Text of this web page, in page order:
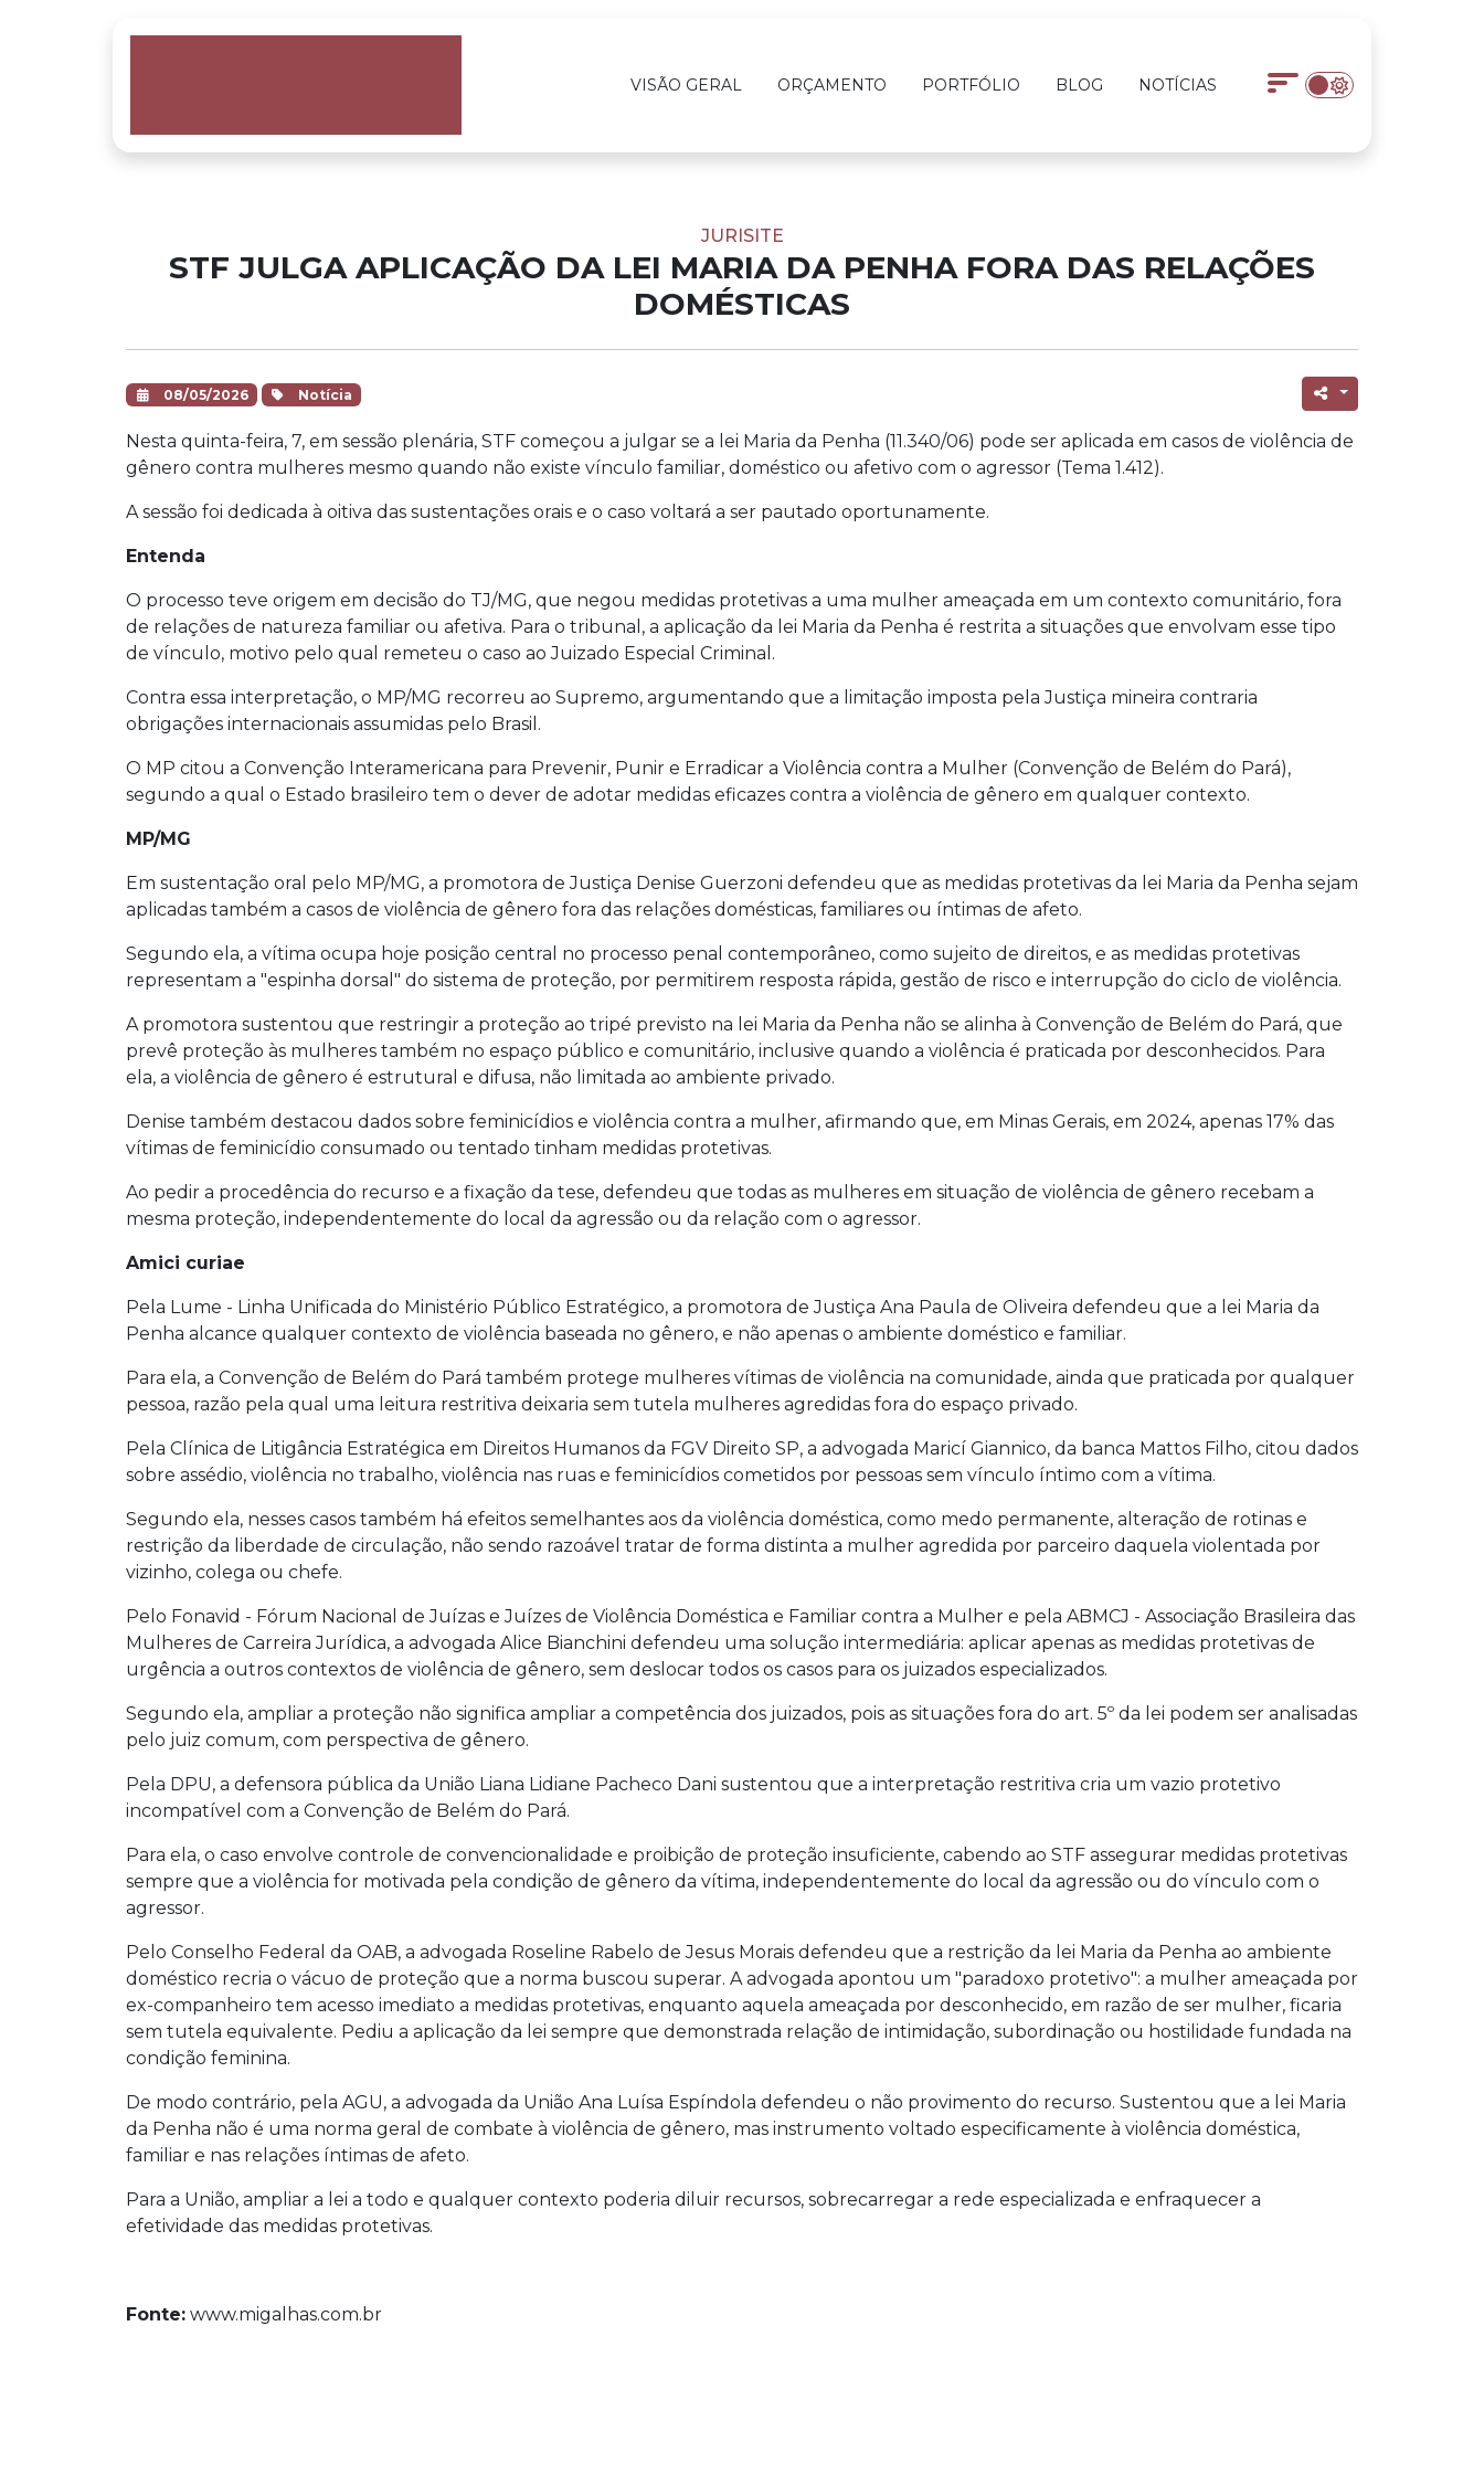
VISÃO GERAL ORÇAMENTO PORTFÓLIO BLOG NOTÍCIAS
JURISITE
STF JULGA APLICAÇÃO DA LEI MARIA DA PENHA FORA DAS RELAÇÕES
DOMÉSTICAS
08/05/2026 Notícia
Nesta quinta-feira, 7, em sessão plenária, STF começou a julgar se a lei Maria da Penha (11.340/06) pode ser aplicada em casos de violência de
gênero contra mulheres mesmo quando não existe vínculo familiar, doméstico ou afetivo com o agressor (Tema 1.412).
A sessão foi dedicada à oitiva das sustentações orais e o caso voltará a ser pautado oportunamente.
Entenda
O processo teve origem em decisão do TJ/MG, que negou medidas protetivas a uma mulher ameaçada em um contexto comunitário, fora
de relações de natureza familiar ou afetiva. Para o tribunal, a aplicação da lei Maria da Penha é restrita a situações que envolvam esse tipo
de vínculo, motivo pelo qual remeteu o caso ao Juizado Especial Criminal.
Contra essa interpretação, o MP/MG recorreu ao Supremo, argumentando que a limitação imposta pela Justiça mineira contraria
obrigações internacionais assumidas pelo Brasil.
O MP citou a Convenção Interamericana para Prevenir, Punir e Erradicar a Violência contra a Mulher (Convenção de Belém do Pará),
segundo a qual o Estado brasileiro tem o dever de adotar medidas eficazes contra a violência de gênero em qualquer contexto.
MP/MG
Em sustentação oral pelo MP/MG, a promotora de Justiça Denise Guerzoni defendeu que as medidas protetivas da lei Maria da Penha sejam
aplicadas também a casos de violência de gênero fora das relações domésticas, familiares ou íntimas de afeto.
Segundo ela, a vítima ocupa hoje posição central no processo penal contemporâneo, como sujeito de direitos, e as medidas protetivas
representam a "espinha dorsal" do sistema de proteção, por permitirem resposta rápida, gestão de risco e interrupção do ciclo de violência.
A promotora sustentou que restringir a proteção ao tripé previsto na lei Maria da Penha não se alinha à Convenção de Belém do Pará, que
prevê proteção às mulheres também no espaço público e comunitário, inclusive quando a violência é praticada por desconhecidos. Para
ela, a violência de gênero é estrutural e difusa, não limitada ao ambiente privado.
Denise também destacou dados sobre feminicídios e violência contra a mulher, afirmando que, em Minas Gerais, em 2024, apenas 17% das
vítimas de feminicídio consumado ou tentado tinham medidas protetivas.
Ao pedir a procedência do recurso e a fixação da tese, defendeu que todas as mulheres em situação de violência de gênero recebam a
mesma proteção, independentemente do local da agressão ou da relação com o agressor.
Amici curiae
Pela Lume - Linha Unificada do Ministério Público Estratégico, a promotora de Justiça Ana Paula de Oliveira defendeu que a lei Maria da
Penha alcance qualquer contexto de violência baseada no gênero, e não apenas o ambiente doméstico e familiar.
Para ela, a Convenção de Belém do Pará também protege mulheres vítimas de violência na comunidade, ainda que praticada por qualquer
pessoa, razão pela qual uma leitura restritiva deixaria sem tutela mulheres agredidas fora do espaço privado.
Pela Clínica de Litigância Estratégica em Direitos Humanos da FGV Direito SP, a advogada Maricí Giannico, da banca Mattos Filho, citou dados
sobre assédio, violência no trabalho, violência nas ruas e feminicídios cometidos por pessoas sem vínculo íntimo com a vítima.
Segundo ela, nesses casos também há efeitos semelhantes aos da violência doméstica, como medo permanente, alteração de rotinas e
restrição da liberdade de circulação, não sendo razoável tratar de forma distinta a mulher agredida por parceiro daquela violentada por
vizinho, colega ou chefe.
Pelo Fonavid - Fórum Nacional de Juízas e Juízes de Violência Doméstica e Familiar contra a Mulher e pela ABMCJ - Associação Brasileira das
Mulheres de Carreira Jurídica, a advogada Alice Bianchini defendeu uma solução intermediária: aplicar apenas as medidas protetivas de
urgência a outros contextos de violência de gênero, sem deslocar todos os casos para os juizados especializados.
Segundo ela, ampliar a proteção não significa ampliar a competência dos juizados, pois as situações fora do art. 5º da lei podem ser analisadas
pelo juiz comum, com perspectiva de gênero.
Pela DPU, a defensora pública da União Liana Lidiane Pacheco Dani sustentou que a interpretação restritiva cria um vazio protetivo
incompatível com a Convenção de Belém do Pará.
Para ela, o caso envolve controle de convencionalidade e proibição de proteção insuficiente, cabendo ao STF assegurar medidas protetivas
sempre que a violência for motivada pela condição de gênero da vítima, independentemente do local da agressão ou do vínculo com o
agressor.
Pelo Conselho Federal da OAB, a advogada Roseline Rabelo de Jesus Morais defendeu que a restrição da lei Maria da Penha ao ambiente
doméstico recria o vácuo de proteção que a norma buscou superar. A advogada apontou um "paradoxo protetivo": a mulher ameaçada por
ex-companheiro tem acesso imediato a medidas protetivas, enquanto aquela ameaçada por desconhecido, em razão de ser mulher, ficaria
sem tutela equivalente. Pediu a aplicação da lei sempre que demonstrada relação de intimidação, subordinação ou hostilidade fundada na
condição feminina.
De modo contrário, pela AGU, a advogada da União Ana Luísa Espíndola defendeu o não provimento do recurso. Sustentou que a lei Maria
da Penha não é uma norma geral de combate à violência de gênero, mas instrumento voltado especificamente à violência doméstica,
familiar e nas relações íntimas de afeto.
Para a União, ampliar a lei a todo e qualquer contexto poderia diluir recursos, sobrecarregar a rede especializada e enfraquecer a
efetividade das medidas protetivas.
Fonte: www.migalhas.com.br